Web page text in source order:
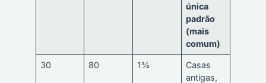
única
padrão
(mais
comum)
30 80 1¾
Casas
antigas,